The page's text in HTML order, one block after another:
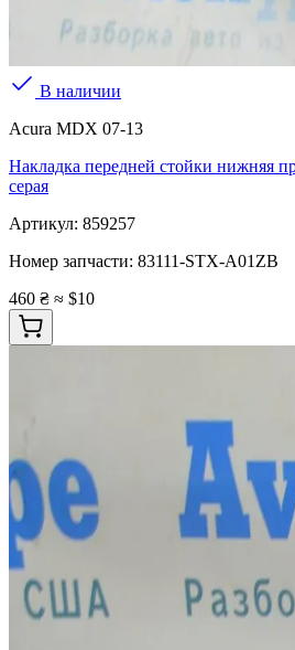
В наличии
Acura MDX 07-13
Накладка передней стойки нижняя
серая
Артикул: 859257
Номер запчасти: 83111-STX-A01ZB
460 ₴ ≈ $10